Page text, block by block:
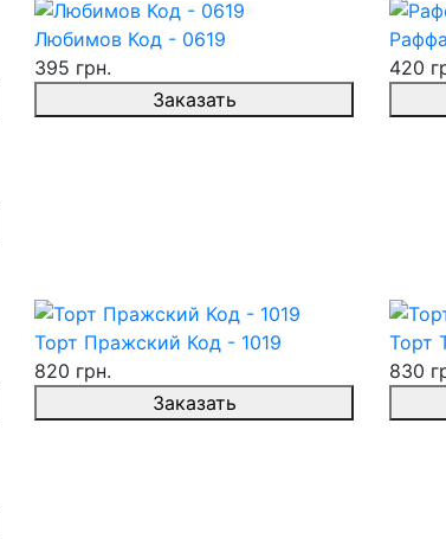
Любимов Код - 0619
395 грн.
Заказать
420
Торт Пражский Код - 1019
820 грн.
Заказать
Торт
830